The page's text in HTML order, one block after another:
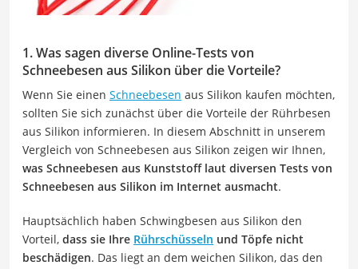
1. Was sagen diverse Online-Tests von
Schneebesen aus Silikon über die Vorteile?
Wenn Sie einen Schneebesen aus Silikon kaufen möchten,
sollten Sie sich zunächst über die Vorteile der Rührbesen
aus Silikon informieren. In diesem Abschnitt in unserem
Vergleich von Schneebesen aus Silikon zeigen wir Ihnen,
was Schneebesen aus Kunststoff laut diversen Tests von
Schneebesen aus Silikon im Internet ausmacht.
Hauptsächlich haben Schwingbesen aus Silikon den
Vorteil, dass sie Ihre Rührschüsseln und Töpfe nicht
beschädigen. Das liegt an dem weichen Silikon, das den